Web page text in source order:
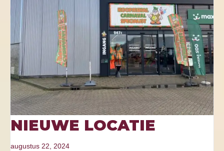
NIEUWE LOCATIE
augustus 22, 2024